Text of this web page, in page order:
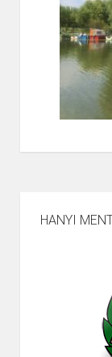
HANYI